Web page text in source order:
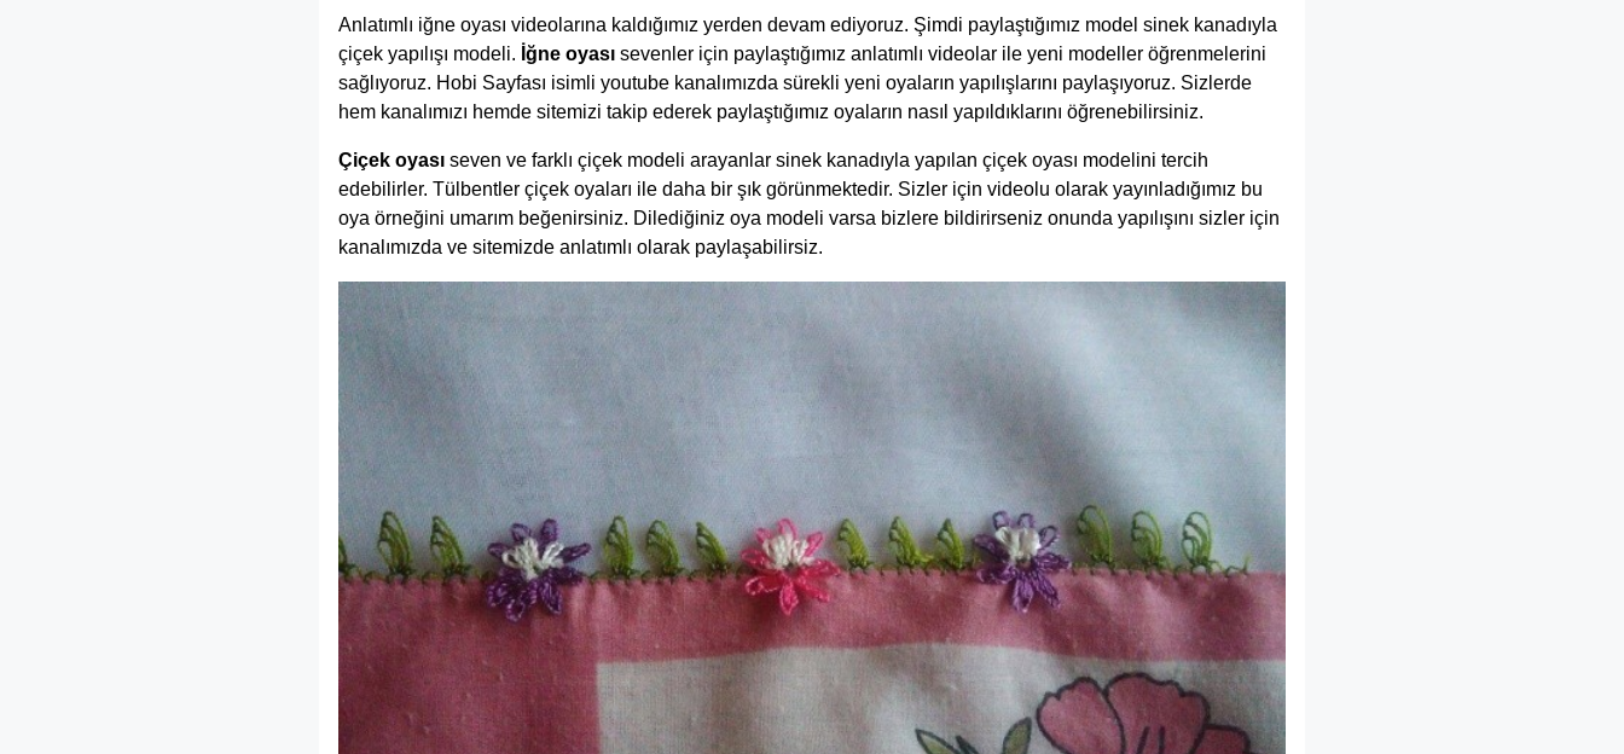
Anlatımlı iğne oyası videolarına kaldığımız yerden devam ediyoruz. Şimdi paylaştığımız model sinek kanadıyla
çiçek yapılışı modeli. İğne oyası sevenler için paylaştığımız anlatımlı videolar ile yeni modeller öğrenmelerini
sağlıyoruz. Hobi Sayfası isimli youtube kanalımızda sürekli yeni oyaların yapılışlarını paylaşıyoruz. Sizlerde
hem kanalımızı hemde sitemizi takip ederek paylaştığımız oyaların nasıl yapıldıklarını öğrenebilirsiniz.
Çiçek oyası seven ve farklı çiçek modeli arayanlar sinek kanadıyla yapılan çiçek oyası modelini tercih
edebilirler. Tülbentler çiçek oyaları ile daha bir şık görünmektedir. Sizler için videolu olarak yayınladığımız bu
oya örneğini umarım beğenirsiniz. Dilediğiniz oya modeli varsa bizlere bildirirseniz onunda yapılışını sizler için
kanalımızda ve sitemizde anlatımlı olarak paylaşabilirsiz.